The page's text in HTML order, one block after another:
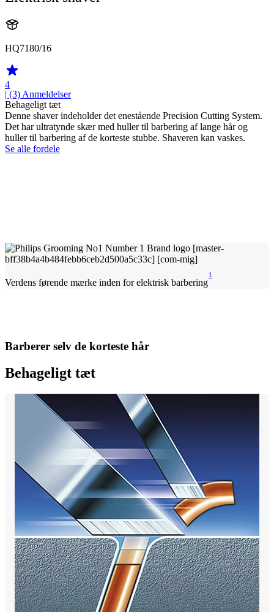
HQ7180/16
4
| (3)Anmeldelser
Behageligt tæt
Denne shaver indeholder det enestående Precision Cutting System.
Det har ultratynde skær med huller til barbering af lange hår og
huller til barbering af de korteste stubbe. Shaveren kan vaskes.
Se alle fordele
Verdens førende mærke inden for elektrisk barbering
1
Barberer selv de korteste hår
Behageligt tæt